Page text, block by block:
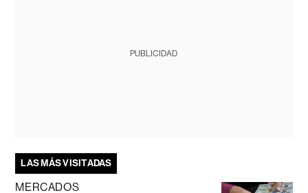
PUBLICIDAD
LAS MÁS VISITADAS
MERCADOS